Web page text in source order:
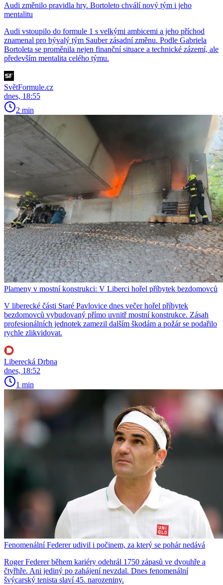
Audi změnilo pravidla hry. Bortoleto chválí nový tým i jeho
mentalitu
Audi vstoupilo do formule 1 s velkými ambicemi a jeho příchod
znamenal pro bývalý tým Sauber zásadní změnu. Podle Gabriela
Bortoleta se proměnila nejen finanční situace a technické zázemí, ale
především mentalita celého týmu.
SvětFormule.cz
dnes, 18:55
2 min
Plameny v mostní konstrukci: V Liberci hořel příbytek bezdomovců
V liberecké části Staré Pavlovice dnes večer hořel příbytek
bezdomovců vybudovaný přímo uvnitř mostní konstrukce. Zásah
profesionálních jednotek zamezil dalším škodám a požár se podařilo
rychle zlikvidovat.
Liberecká Drbna
dnes, 18:52
1 min
Fenomenální Federer udivil i počinem, za který se pohár nedává
Roger Federer během kariéry odehrál 1750 zápasů ve dvouhře a
čtyřhře. Ani jediný po zahájení nevzdal. Dnes fenomenální
švýcarský tenista slaví 45. narozeniny.